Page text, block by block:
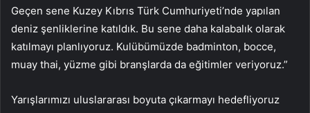
Geçen sene Kuzey Kıbrıs Türk Cumhuriyeti’nde yapılan
deniz şenliklerine katıldık. Bu sene daha kalabalık olarak
katılmayı planlıyoruz. Kulübümüzde badminton, bocce,
muay thai, yüzme gibi branşlarda da eğitimler veriyoruz.”
Yarışlarımızı uluslararası boyuta çıkarmayı hedefliyoruz